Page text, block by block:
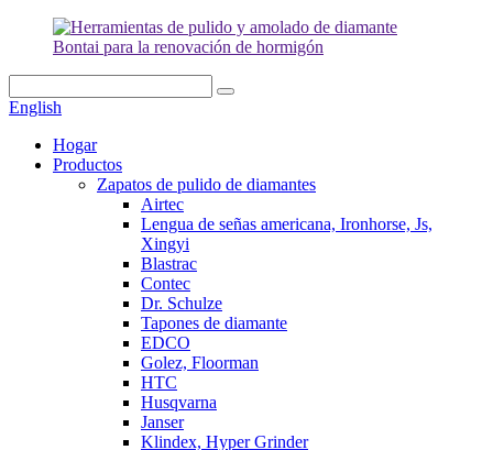
English
Hogar
Productos
Zapatos de pulido de diamantes
Airtec
Lengua de señas americana, Ironhorse, Js,
Xingyi
Blastrac
Contec
Dr. Schulze
Tapones de diamante
EDCO
Golez, Floorman
HTC
Husqvarna
Janser
Klindex, Hyper Grinder